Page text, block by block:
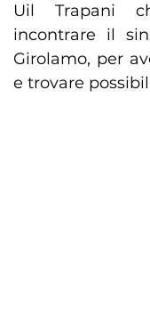
Uil Trapani
incontrare il
Girolamo, per
e trovare